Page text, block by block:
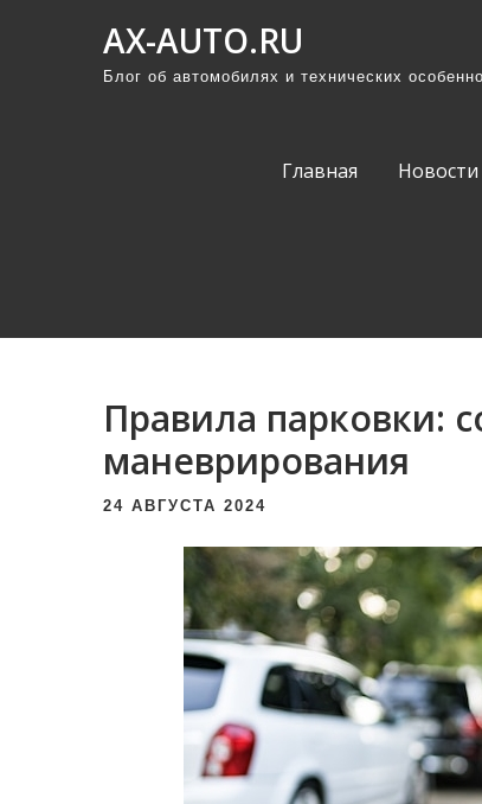
AX-AUTO.RU
Блог об автомобилях и технических
Главная Новости
Правила парковки:
маневрирования
24 АВГУСТА 2024